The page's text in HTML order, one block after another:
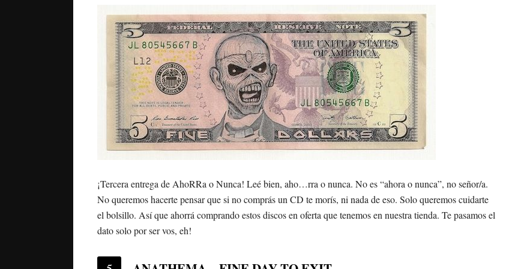
¡Tercera entrega de AhoRRa o Nunca! Leé bien, aho…rra o nunca. No es “ahora o nunca”, no señor/a.
No queremos hacerte pensar que si no comprás un CD te morís, ni nada de eso. Solo queremos cuidarte
el bolsillo. Así que ahorrá comprando estos discos en oferta que tenemos en nuestra tienda. Te pasamos el
dato solo por ser vos, eh!